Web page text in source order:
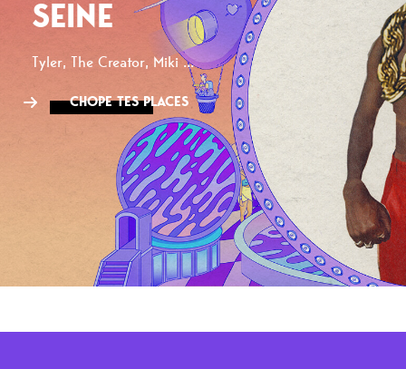
SEINE
Tyler, The Creator, Miki ...
CHOPE TES PLACES